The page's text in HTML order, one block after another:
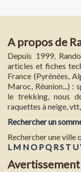
A propos de
Depuis 1999,
articles et fiches
France (Pyrénées,
Maroc, Réunion...) :
le trekking, nous
raquettes à neige,
Rechercher un
Rechercher une ville
L M N O PQ RS T U
Avertissement